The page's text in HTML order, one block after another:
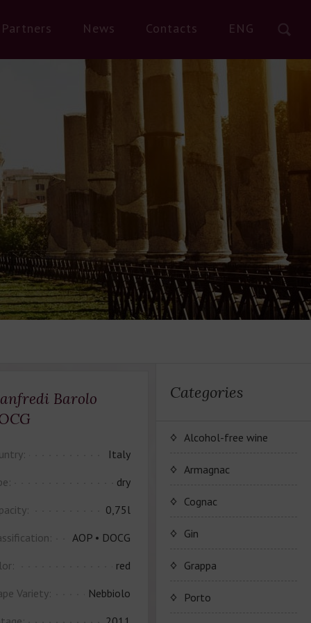
Partners News Contacts ENG
Barolo
Italy
dry
0,75l
AOP • DOCG
red
Variety:
Nebbiolo
Categories
Alcohol-free wine
JP. Chenet Alcohol Free
Серия вин JP. Chenet
Arthur Merz Alcohol Free
Appalina Alcohol Free
Серия вин Appalina
Alcohol Free
Armagnac
Cognac
Коньячный Дом Camus
Коньяк Camus
Gin
Grappa
Porto